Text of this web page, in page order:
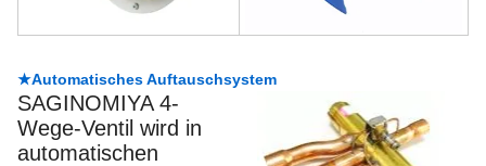
★Automatisches Auftauschsystem
SAGINOMIYA 4-
Wege-Ventil wird in
automatischen